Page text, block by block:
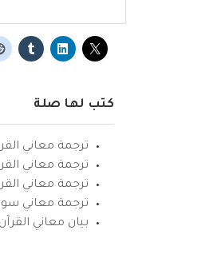
كتب لها صلة
ترجمة معاني
ترجمة معاني
ترجمة معاني
ترجمة معاني
بيان معاني